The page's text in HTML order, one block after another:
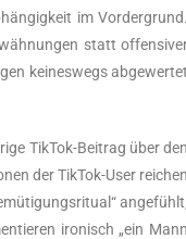
im Vor­der­grund.
statt
kei­nes­wegs abge­wer­tet
Tik­Tok-Bei­trag über den
der Tik­Tok-User rei­chen
ange­fühlt,
iro­nisch „ein Mann